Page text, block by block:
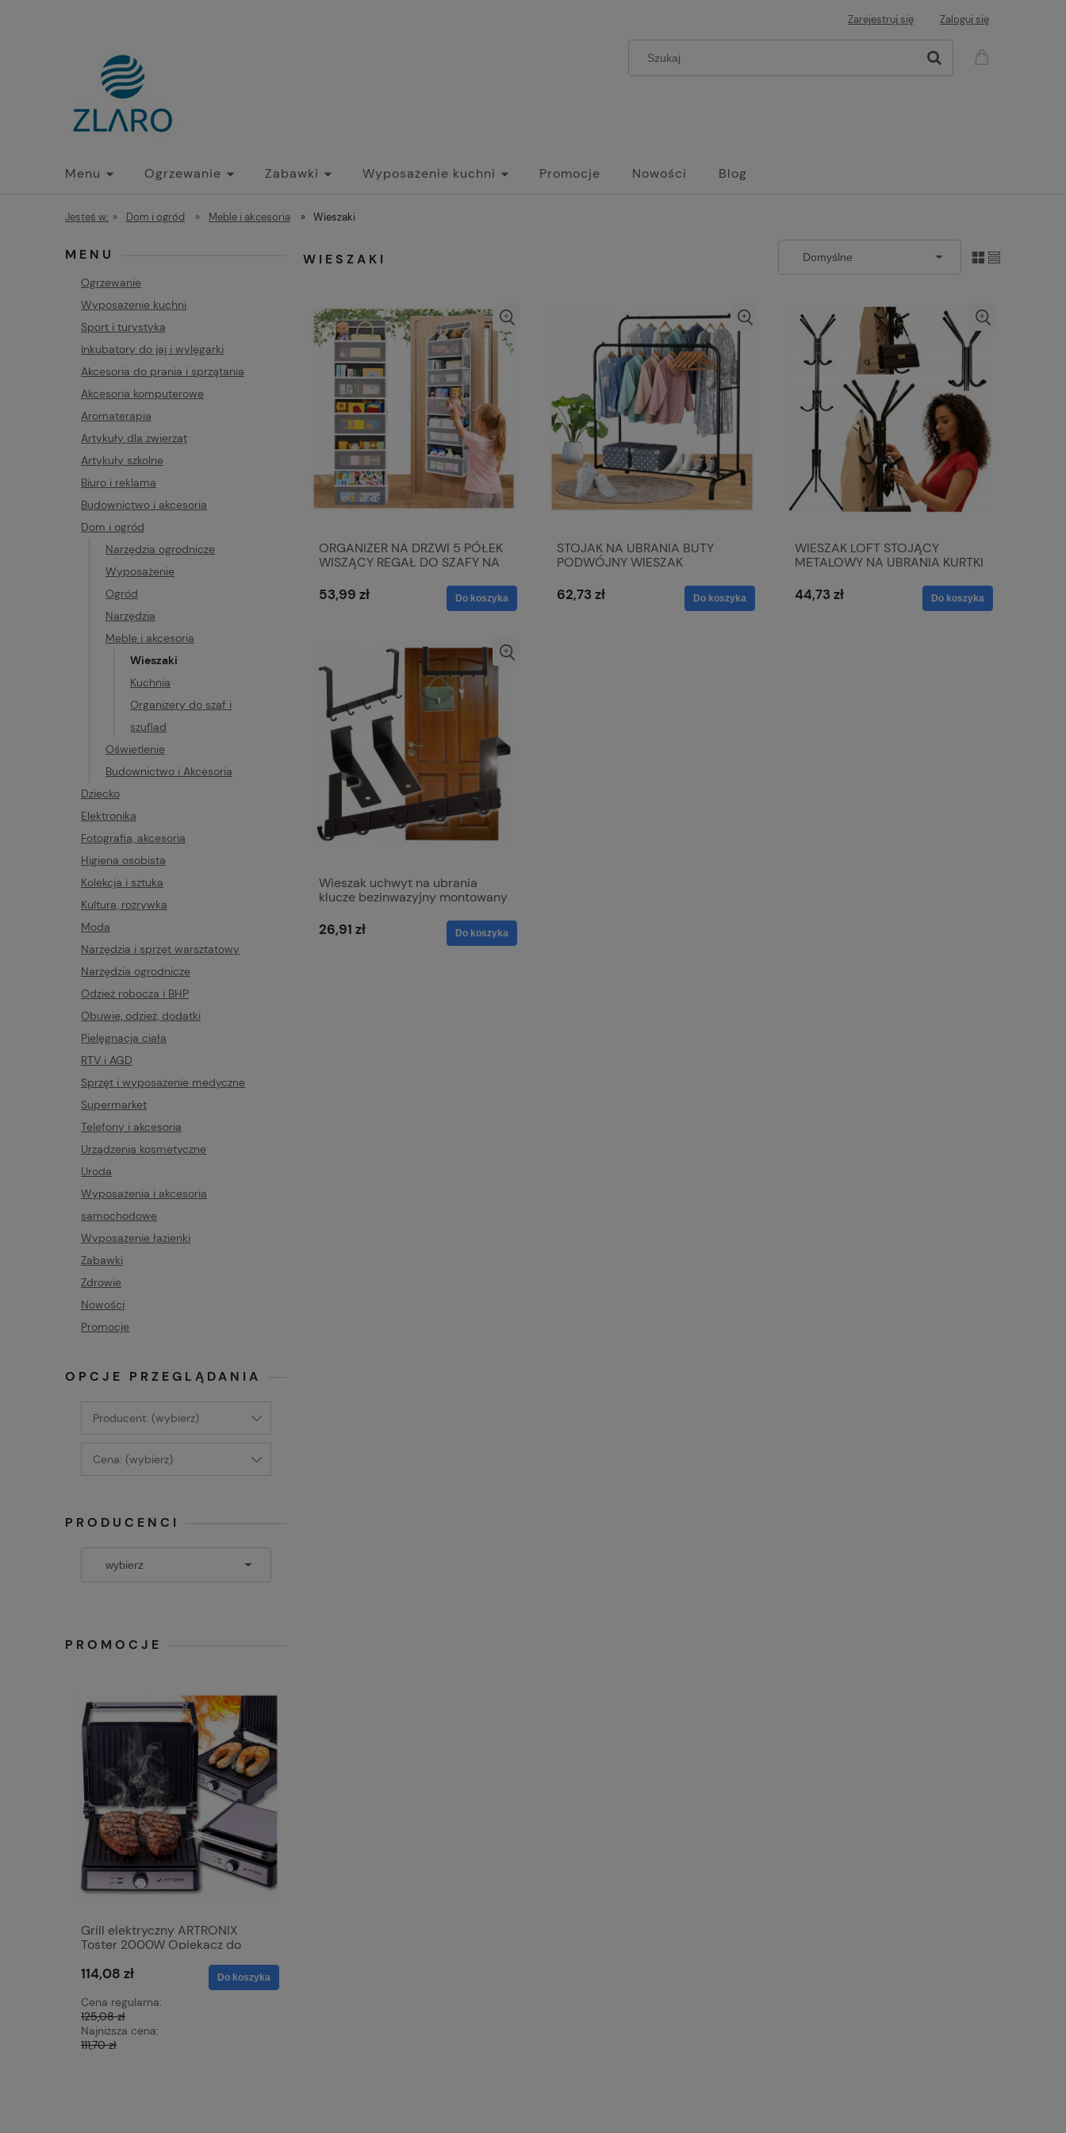
Zarejestruj się Zaloguj się
Menu Ogrzewanie Zabawki Wyposażenie kuchni Promocje Nowości Blog
Jesteś w: » Dom i ogród » Meble i akcesoria » Wieszaki
MENU
Ogrzewanie
Wyposażenie kuchni
Sport i turystyka
Inkubatory do jaj i wylęgarki
Akcesoria do prania i sprzątania
Akcesoria komputerowe
Aromaterapia
Artykuły dla zwierząt
Artykuły szkolne
Biuro i reklama
Budownictwo i akcesoria
Dom i ogród
Narzędzia ogrodnicze
Wyposażenie
Ogród
Narzędzia
Meble i akcesoria
Wieszaki
Kuchnia
Organizery do szaf i
szuflad
Oświetlenie
Budownictwo i Akcesoria
Dziecko
Elektronika
Fotografia, akcesoria
Higiena osobista
Kolekcja i sztuka
Kultura, rozrywka
Moda
Narzędzia i sprzęt warsztatowy
Narzędzia ogrodnicze
Odzież robocza i BHP
Obuwie, odzież, dodatki
Pielęgnacja ciała
RTV i AGD
Sprzęt i wyposażenie medyczne
Supermarket
Telefony i akcesoria
Urządzenia kosmetyczne
Uroda
Wyposażenia i akcesoria
samochodowe
Wyposażenie łazienki
Zabawki
Zdrowie
Nowości
Promocje
OPCJE PRZEGLĄDANIA
Producent: (wybierz)
Cena: (wybierz)
PRODUCENCI
PROMOCJE
Grill elektryczny ARTRONIX
Toster 2000W Opiekacz do
XXL
114,08 zł
Cena regularna:
125,08 zł
Najniższa cena:
111,70 zł
Do koszyka
WIESZAKI
ORGANIZER NA DRZWI 5 PÓŁEK
WISZĄCY REGAŁ DO SZAFY NA
53,99 zł Do koszyka
STOJAK NA UBRANIA BUTY
PODWÓJNY WIESZAK
PÓŁKĄ 145CM
62,73 zł Do koszyka
WIESZAK LOFT STOJĄCY
METALOWY NA UBRANIA KURTKI
44,73 zł Do koszyka
Wieszak uchwyt na ubrania
klucze bezinwazyjny montowany
26,91 zł Do koszyka